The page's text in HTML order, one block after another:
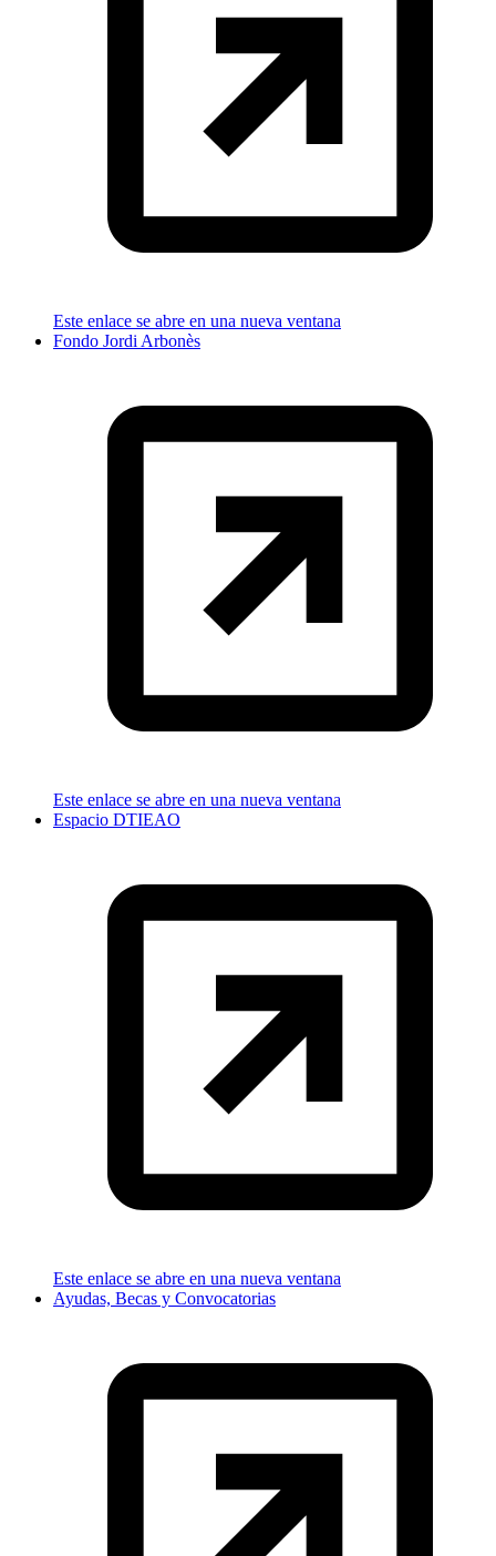
Este enlace se abre en una nueva ventana
Fondo Jordi Arbonès
Este enlace se abre en una nueva ventana
Espacio DTIEAO
Este enlace se abre en una nueva ventana
Ayudas, Becas y Convocatorias